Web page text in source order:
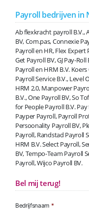
Payroll bedrijven in
Ab flexkracht payroll B.V.,
BV, Com.pas, Connexie
Payroll en HR, Flex
Get Payroll BV, GJ Pay-
Payroll en HRM B.V.
Payroll Service B.V., Level
HRM 2.0, Manpower
B.V., One Payroll BV, So
for People Payroll B.V.
Payper Payroll, Payroll
Persoonality Payroll BV,
Payroll, Randstad Payroll
HRM B.V. Select Payroll,
BV, Tempo-Team Payroll
Payroll, Wijco Payroll BV.
Bel mij terug!
Bedrijfsnaam *